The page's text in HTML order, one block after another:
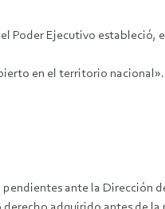
Poder Ejecutivo estableció,
en el territorio nacional».
ante la Dirección